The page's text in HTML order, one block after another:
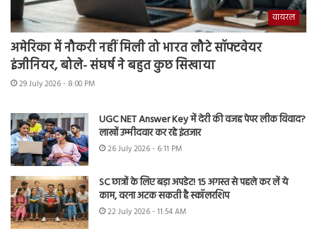
वायरल
अमेरिका में नौकरी नहीं मिली तो भारत लौटे सॉफ्टवेयर
इंजीनियर, बोले- संघर्ष ने बहुत कुछ सिखाया
29 July 2026 - 8:00 PM
UGC NET Answer Key में देरी की वजह पेपर लीक विवाद?
लाखों उम्मीदवार कर रहे इंतजार
26 July 2026 - 6:11 PM
SC छात्रों के लिए बड़ा अपडेट! 15 अगस्त से पहले कर लें ये
काम, वरना अटक सकती है स्कॉलरशिप
22 July 2026 - 11:54 AM